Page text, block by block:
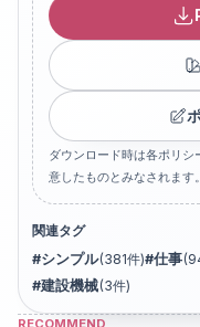
ダウンロード時は各ポリシ
意したものとみなされます。
関連タグ
#シンプル(381件)#仕事(
#建設機械(3件)
RECOMMEND